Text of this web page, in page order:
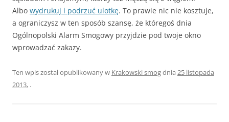
Albo wydrukuj i podrzuć ulotkę. To prawie nic nie kosztuje,
a ograniczysz w ten sposób szansę, że któregoś dnia
Ogólnopolski Alarm Smogowy przyjdzie pod twoje okno
wprowadzać zakazy.
Ten wpis został opublikowany w Krakowski smogdnia 25 listopada
2013, .